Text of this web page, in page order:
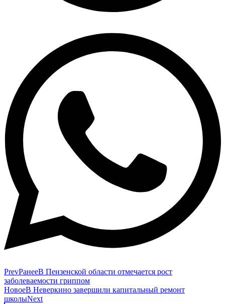
PrevРанееВ Пензенской области отмечается рост
заболеваемости гриппом
НовоеВ Неверкино завершили капитальный ремонт
школыNext